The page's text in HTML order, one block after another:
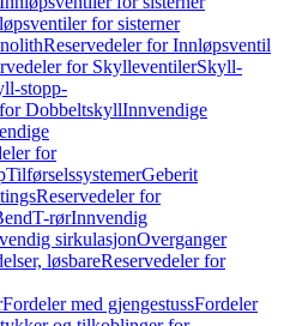
for sisterner
Reservedeler for Innløpsventil
for SkylleventilerSkyll-
stopp-
DobbeltskyllInnvendige
for
TilførselssystemerGeberit
Reservedeler for
T-rørInnvendig
sirkulasjonOverganger
løsbareReservedeler for
Fordeler med gjengestussFordeler